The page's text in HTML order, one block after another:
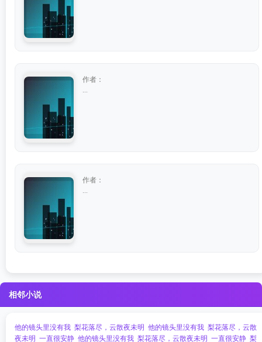
作者：
作者：
相邻小说
他的镜头里没有我 梨花落尽，云散夜未明 他的镜头里没有我 梨花落尽，云散
夜未明 一直很安静 他的镜头里没有我 梨花落尽，云散夜未明 一直很安静 梨